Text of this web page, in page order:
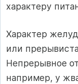
характеру
Характер
или
Непрерывное
например, у